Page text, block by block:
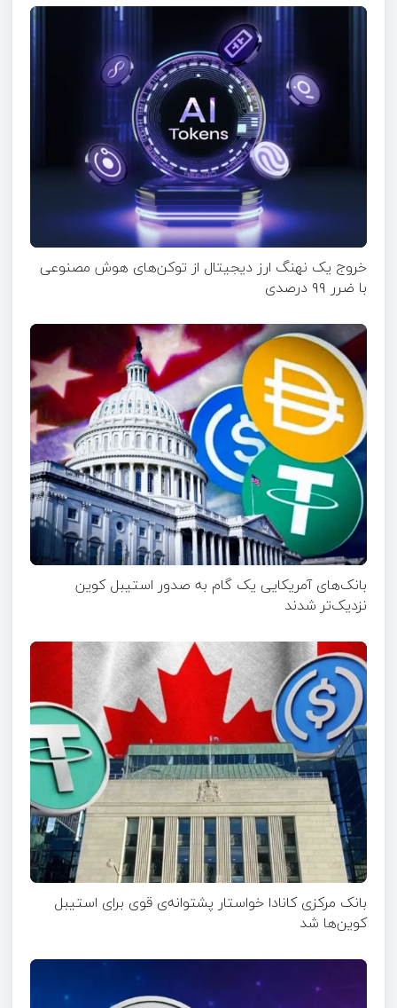
خروج یک نهنگ ارز دیجیتال از توکن‌های هوش مصنوعی
با ضرر ۹۹ درصدی
بانک‌های آمریکایی یک گام به صدور استیبل کوین
نزدیک‌تر شدند
بانک مرکزی کانادا خواستار پشتوانه‌ی قوی برای استیبل
کوین‌ها شد